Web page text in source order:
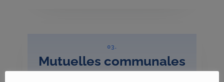
03.
Mutuelles communales